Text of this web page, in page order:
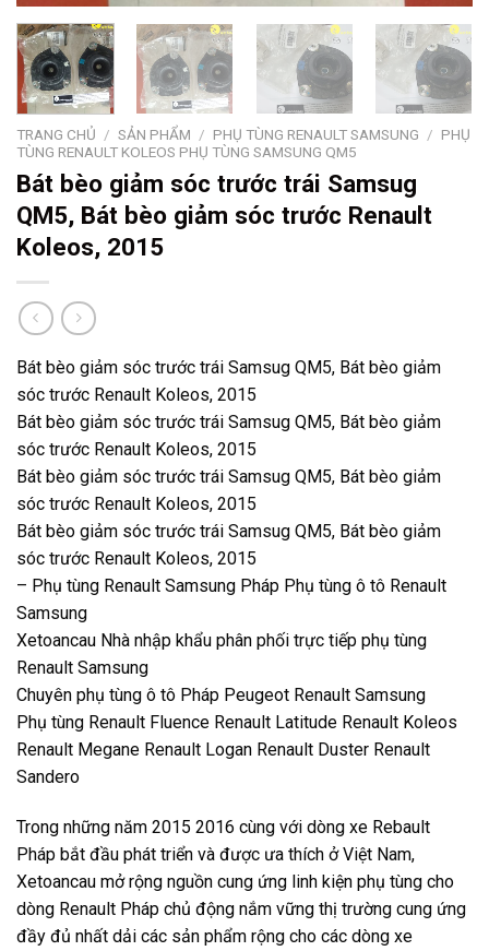
TRANG CHỦ / SẢN PHẨM / PHỤ TÙNG RENAULT SAMSUNG / PHỤ
TÙNG RENAULT KOLEOS PHỤ TÙNG SAMSUNG QM5
Bát bèo giảm sóc trước trái Samsug
QM5, Bát bèo giảm sóc trước Renault
Koleos, 2015
Bát bèo giảm sóc trước trái Samsug QM5, Bát bèo giảm
sóc trước Renault Koleos, 2015
Bát bèo giảm sóc trước trái Samsug QM5, Bát bèo giảm
sóc trước Renault Koleos, 2015
Bát bèo giảm sóc trước trái Samsug QM5, Bát bèo giảm
sóc trước Renault Koleos, 2015
Bát bèo giảm sóc trước trái Samsug QM5, Bát bèo giảm
sóc trước Renault Koleos, 2015
– Phụ tùng Renault Samsung Pháp Phụ tùng ô tô Renault
Samsung
Xetoancau Nhà nhập khẩu phân phối trực tiếp phụ tùng
Renault Samsung
Chuyên phụ tùng ô tô Pháp Peugeot Renault Samsung
Phụ tùng Renault Fluence Renault Latitude Renault Koleos
Renault Megane Renault Logan Renault Duster Renault
Sandero
Trong những năm 2015 2016 cùng với dòng xe Rebault
Pháp bắt đầu phát triển và được ưa thích ở Việt Nam,
Xetoancau mở rộng nguồn cung ứng linh kiện phụ tùng cho
dòng Renault Pháp chủ động nắm vững thị trường cung ứng
đầy đủ nhất dải các sản phẩm rộng cho các dòng xe